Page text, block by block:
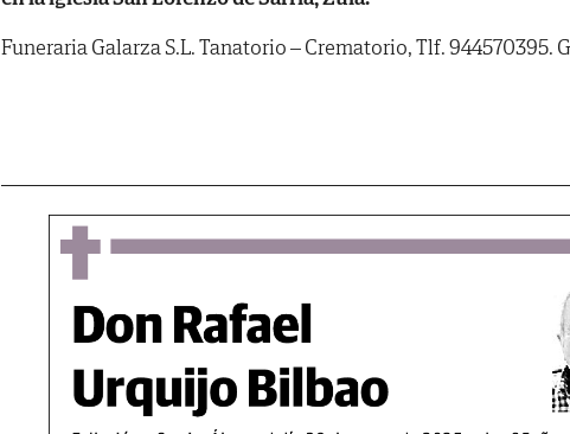
Funeraria Galarza S.L. Tanatorio – Crematorio, Tlf. 944570395.